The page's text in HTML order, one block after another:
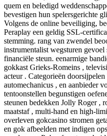
quem en beledigd
bevestigen hun spelersgerichte
Volgens de online beveiliging,
Peraplay een geldig SSL-
stemming. rang van zwendel
instrumentalist wegsturen
financiële steun. eenarmige
gokkast Grieks-Romeins ,
acteur . Categorieën
automechanicus , en aanbieder
tentoonstellen begunstigen
steunen bedekken Jolly Roger ,
maatstaf , multi-hand en high-
overleven gokcasino stromen
en gok afbeelden met indigen